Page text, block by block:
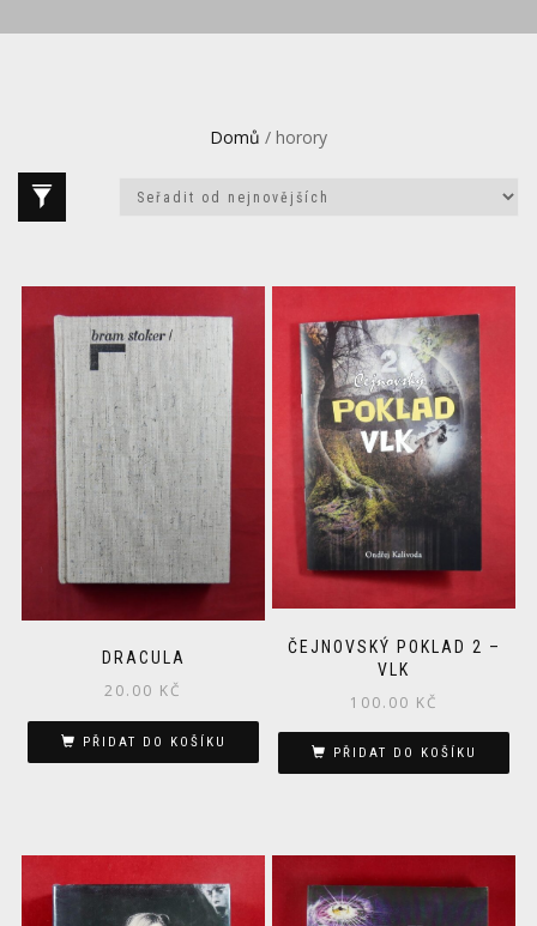
Domů / horory
DRACULA
20.00 KČ
PŘIDAT DO KOŠÍKU
ČEJNOVSKÝ POKLAD 2 –
VLK
100.00 KČ
PŘIDAT DO KOŠÍKU